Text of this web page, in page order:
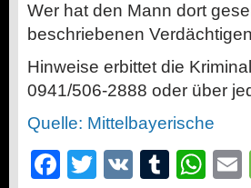
Wer hat den Mann dort
beschriebenen
Hinweise erbittet die
0941/506-2888 oder über
Quelle: Mittelbayerische
Facebook
Twitter
VK